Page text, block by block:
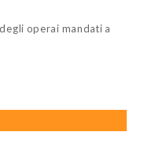
operai mandati a